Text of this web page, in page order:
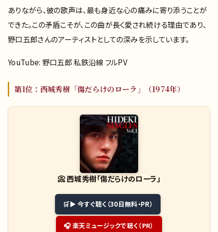
ありながら、彼の歌声は、最も身近な心の痛みに寄り添うことが
できた。この矛盾こそが、この曲が長く愛され続ける理由であり、
野口五郎さんのアーティストとしての深みを示しています。
YouTube: 野口五郎 私鉄沿線 フルPV
第1位：西城秀樹「傷だらけのローラ」（1974年）
📀西城秀樹「傷だらけのローラ」
▶ 今すぐ聴く（30日無料・PR）
🎧 楽天ミュージックで聴く（PR）